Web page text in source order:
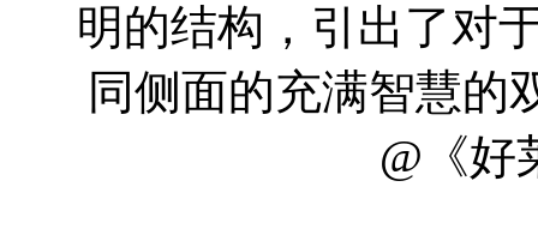
明的结构，引出了对
同侧面的充满智慧
@《好